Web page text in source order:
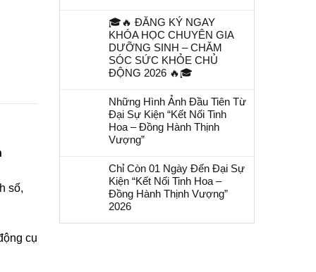
số,
cụ
🎓🔥 ĐĂNG KÝ NGAY
KHÓA HỌC CHUYÊN GIA
DƯỠNG SINH – CHĂM
SÓC SỨC KHỎE CHỦ
ĐỘNG 2026 🔥🎓
Những Hình Ảnh Đầu Tiên Từ
Đại Sự Kiện “Kết Nối Tinh
Hoa – Đồng Hành Thịnh
Vượng”
Chỉ Còn 01 Ngày Đến Đại Sự
Kiện “Kết Nối Tinh Hoa –
Đồng Hành Thịnh Vượng”
2026